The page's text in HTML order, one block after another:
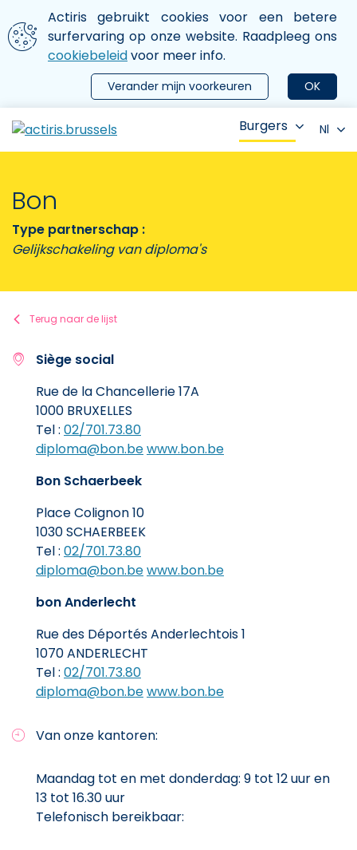
Aller au contenu principal
We gebruiken cookies
Actiris gebruikt cookies voor een betere
surfervaring op onze website. Raadpleeg ons
cookiebeleidvoor meer info.
OK
Verander mijn voorkeuren
le menu
Burgers Nl
Bon
Type partnerschap :
Gelijkschakeling van diploma's
Terug naar de lijst
Siège social
Rue de la Chancellerie 17A
1000 BRUXELLES
Tel : 02/701.73.80
diploma@bon.bewww.bon.be
Bon Schaerbeek
Place Colignon 10
1030 SCHAERBEEK
Tel : 02/701.73.80
diploma@bon.bewww.bon.be
bon Anderlecht
Rue des Déportés Anderlechtois 1
1070 ANDERLECHT
Tel : 02/701.73.80
diploma@bon.bewww.bon.be
Van onze kantoren:
Maandag tot en met donderdag: 9 tot 12 uur en
13 tot 16.30 uur
Telefonisch bereikbaar: